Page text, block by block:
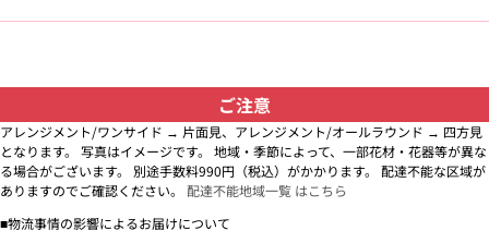
ご注意
アレンジメント/ワンサイド → 片面見、アレンジメント/オールラウンド → 四方見
となります。 写真はイメージです。 地域・季節によって、一部花材・花器等が異な
る場合がございます。 別途手数料990円（税込）がかかります。 配達不能な区域が
ありますのでご確認ください。 配達不能地域一覧 はこちら
■物流事情の影響によるお届けについて